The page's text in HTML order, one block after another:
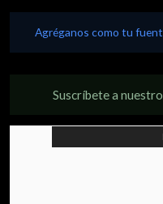
Agréganos como tu
Suscríbete a